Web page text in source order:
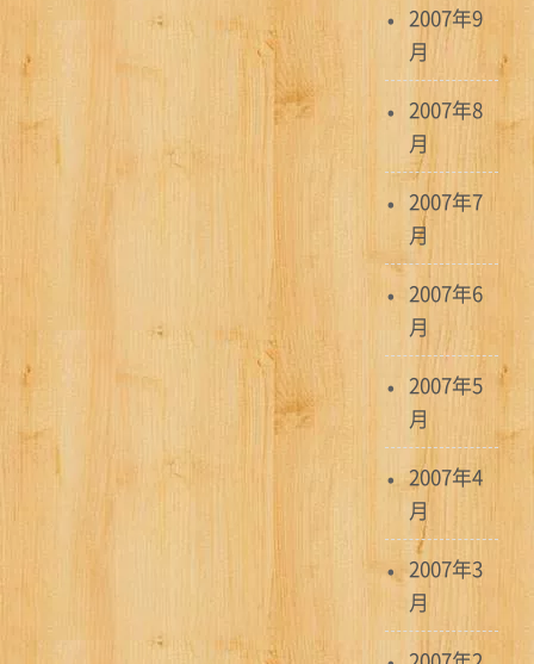
2007年9
月
2007年8
月
2007年7
月
2007年6
月
2007年5
月
2007年4
月
2007年3
月